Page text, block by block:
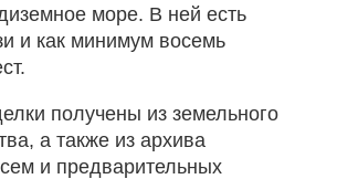
море. В ней есть
и как минимум восемь
получены из земельного
а также из архива
и предварительных